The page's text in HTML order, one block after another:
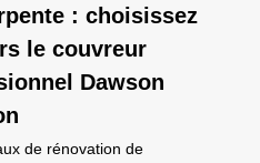
: choisissez
le couvreur
Dawson
de rénovation de